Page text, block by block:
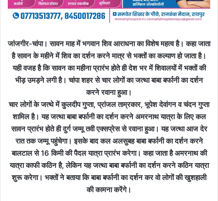
जांजगीर-चांपा। सावन माह में भगवान शिव आराधना का विशेष महत्व है। कहा जाता
है सावन के महीने में शिव का दर्शन करने मात्र से भक्तों का कल्याण हो जाता है।
यही वजह है कि सावन का महीना प्रारंभ होते ही देश भर में शिवालयों में भक्तों की
भीड़ उमड़ने लगी है। चांपा शहर से चार लोगों का जत्था बाबा बर्फानी का दर्शन
करने रवाना हुआ।
चार लोगों के जत्थे में कुलदीप गुप्ता, प्रांजल ताम्रकार, भूपेश देवांगन व चंदन गुप्ता
शामिल है। यह जत्था बाबा बर्फानी का दर्शन करने अमरनाथ यात्रा के लिए कल
सावन प्रारंभ होते ही दुर्ग जम्मू तवी एक्सप्रेस से रवाना हुआ। यह जत्था आज देर
रात तक जम्मू पहुंचेगा। इसके बाद कल अलसुबह बाबा बर्फानी का दर्शन करने
बालटाल से 16 किमी की पैदल यात्रा प्रारंभ करेगा। कहा जाता है अमरनाथ की
यात्रा काफी कठिन है, लेकिन यह जत्था बाबा बर्फानी का दर्शन करने कठिन यात्रा
शुरू करेगा। भक्तों ने बताया कि बाबा बर्फानी का दर्शन कर वो लोगों की खुशहाली
की कामना करेंगे।